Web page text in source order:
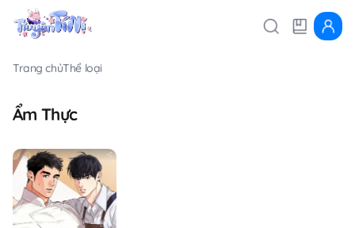
Trang chủThể loại
Ẩm Thực